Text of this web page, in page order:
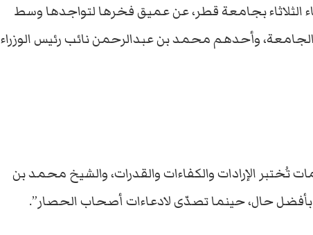
الثلاثاء بجامعة قطر، عن عميق فخرها لتواجدها وسط
وأحدهم محمد بن عبدالرحمن نائب رئيس الوزراء
تُختبر الإرادات والكفاءات والقدرات، والشيخ محمد بن
حال، حينما تصدّى لادعاءات أصحاب الحصار”.